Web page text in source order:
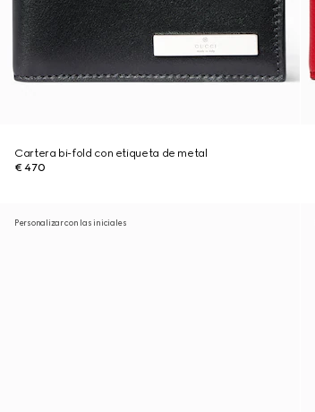
Cartera bi-fold con etiqueta de metal
€ 470
Personalizar con las iniciales